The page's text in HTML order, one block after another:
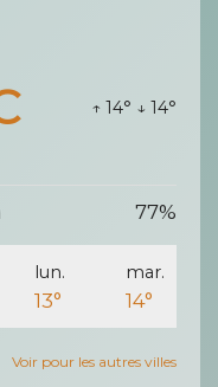
↑ 14° ↓ 14°
77%
lun.
13°
mar.
14°
Voir pour les autres villes